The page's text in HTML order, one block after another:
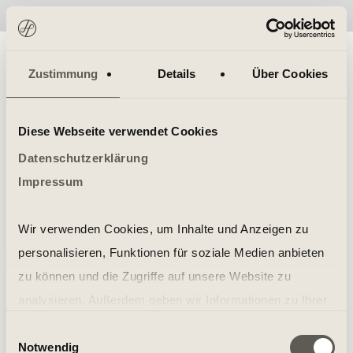
Zustimmung Details Über Cookies
Diese Webseite verwendet Cookies
Datenschutzerklärung
Impressum
Wir verwenden Cookies, um Inhalte und Anzeigen zu
personalisieren, Funktionen für soziale Medien anbieten
zu können und die Zugriffe auf unsere Website zu
soziale Medien, Werbung und Analysen weiter. Unsere
Notwendig